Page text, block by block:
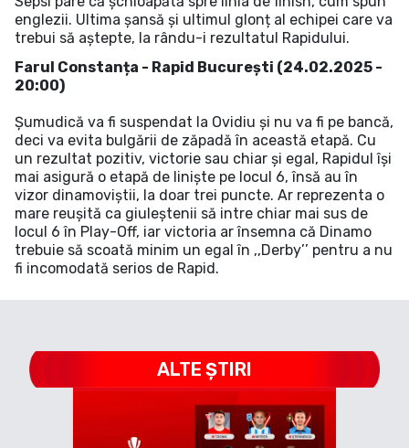
englezii. Ultima șansă și ultimul glonț al echipei care va
trebui să aștepte, la rându-i rezultatul Rapidului.
Farul Constanța - Rapid București (24.02.2025 -
20:00)
Șumudică va fi suspendat la Ovidiu și nu va fi pe bancă,
deci va evita bulgării de zăpadă în această etapă. Cu
un rezultat pozitiv, victorie sau chiar și egal, Rapidul își
mai asigură o etapă de liniște pe locul 6, însă au în
vizor dinamoviștii, la doar trei puncte. Ar reprezenta o
mare reușită ca giuleștenii să intre chiar mai sus de
locul 6 în Play-Off, iar victoria ar însemna că Dinamo
trebuie să scoată minim un egal în ,,Derby’’ pentru a nu
fi incomodată serios de Rapid.
ALTE ȘTIRI